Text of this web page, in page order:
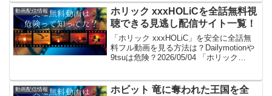
やYouT...
動画配信情報
ホリック xxxHOLiCを全話無料視
聴できる見逃し配信サイト一覧！
「ホリック xxxHOLiC」を安全に全話無
料フル動画を見る方法は？Dailymotionや
9tsuは危険？2026/05/04 「ホリック
ビス終了、...
動画配信情報
ホビット 竜に奪われた王国を全